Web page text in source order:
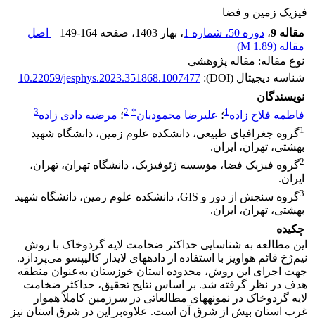
فیزیک زمین و فضا
مقاله 9
، دوره 50، شماره 1 ، بهار 1403 ، صفحه 149-164
اصل
مقاله (1.89 M
)
نوع مقاله: مقاله پژوهشی
شناسه دیجیتال (DOI):
10.22059/jesphys.2023.351868.1007477
نویسندگان
فاطمه فلاح زاده1؛ علیرضا محمودیان*
2؛ مرضیه دادی زاده3
1گروه جغرافیای طبیعی، دانشکده علوم زمین، دانشگاه شهید
بهشتی، تهران، ایران.
2گروه فیزیک فضا، مؤسسه ژئوفیزیک، دانشگاه تهران، تهران،
ایران.
3
گروه سنجش از دور و GIS، دانشکده علوم زمین، دانشگاه شهید
بهشتی، تهران، ایران.
چکیده
این مطالعه به شناسایی حداکثر ضخامت لایه گردوخاک با روش
نیم‌رُخ قائم هواویز با استفاده از داده‏های لایدار کالیپسو می‌پردازد.
جهت اجرای این روش، محدوده استان خوزستان به‌عنوان منطقه
هدف در نظر گرفته شد. بر اساس نتایج تحقیق، حداکثر ضخامت
لایه گردوخاک در نمونه‏های مطالعاتی در سرزمین کاملاً هموار
غرب استان بیش از شرق ‌‌آن است. علاوه‌بر این در شرق استان نیز